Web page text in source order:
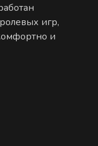
игр,
и